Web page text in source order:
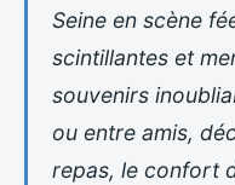
Seine en scène
scintillantes et
souvenirs
ou entre amis,
repas, le confort